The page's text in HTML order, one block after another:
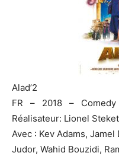
Alad’2
FR – 2018 – Comedy
Réalisateur: Lionel
Avec : Kev Adams,
Judor, Wahid Bouzidi,